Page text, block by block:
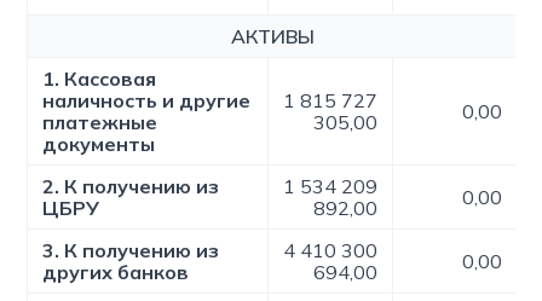
АКТИВЫ
1. Кассовая
наличность и другие
платежные
документы
1 815 727
305,00
0,00
2. К получению из
ЦБРУ
1 534 209
892,00
0,00
3. К получению из
других банков
4 410 300
694,00
0,00